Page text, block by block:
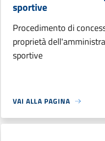
sportive
Procedimento di
proprietà
sportive
VAI ALLA PAGINA